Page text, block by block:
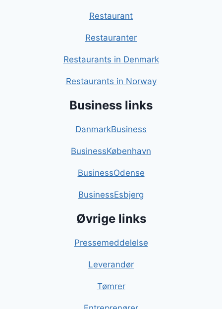
Restaurant
Restauranter
Restaurants in Denmark
Restaurants in Norway
Business links
DanmarkBusiness
BusinessKøbenhavn
BusinessOdense
BusinessEsbjerg
Øvrige links
Pressemeddelelse
Leverandør
Tømrer